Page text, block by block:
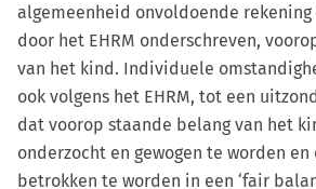
algemeenheid onvoldoende
door het EHRM onderschreven,
van het kind. Individuele
ook volgens het EHRM, tot een
dat voorop staande belang van het
onderzocht en gewogen te worden en
betrokken te worden in een ‘fair